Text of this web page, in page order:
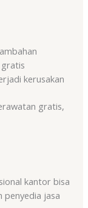
kerusakan
gratis,
kantor bisa
penyedia jasa